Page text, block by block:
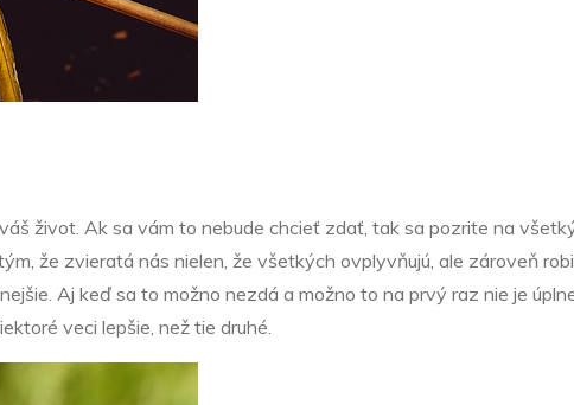
život. Ak sa vám to nebude chcieť zdať, tak sa pozrite na
že zvieratá nás nielen, že všetkých ovplyvňujú, ale zároveň
Aj keď sa to možno nezdá a možno to na prvý raz nie je
veci lepšie, než tie druhé.